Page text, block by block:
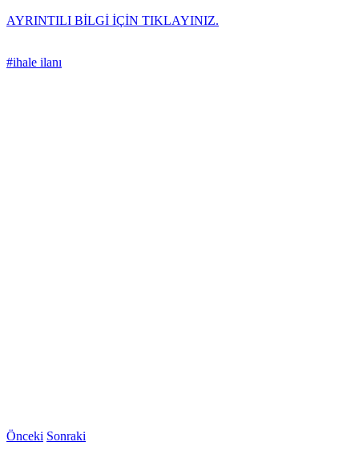
AYRINTILI BİLGİ İÇİN TIKLAYINIZ.
#ihale ilanı
Önceki Sonraki